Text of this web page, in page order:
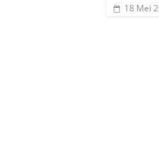
18 Mei